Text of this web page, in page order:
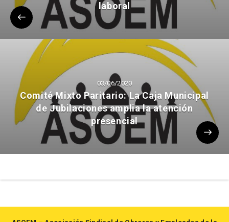
laboral
03/06/2020
Comité Mixto Paritario: La Caja Municipal
de Jubilaciones amplia la atención
presencial